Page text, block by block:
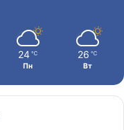
24 ℃
Пн
26 ℃
Вт